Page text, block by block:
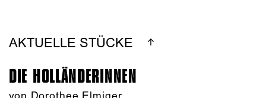
AKTUELLE STÜCKE
DIE HOLLÄNDER­INNEN